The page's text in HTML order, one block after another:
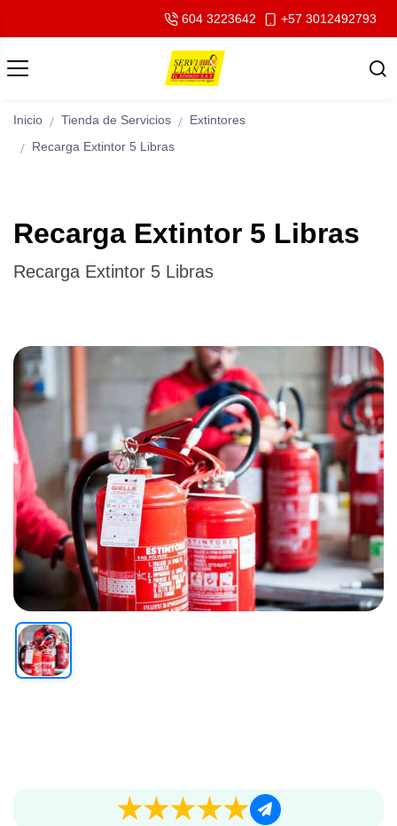
604 3223642 +57 3012492793
Inicio Tienda de Servicios
Extintores
Recarga Extintor 5 Libras
Recarga Extintor 5 Libras
Recarga Extintor 5 Libras